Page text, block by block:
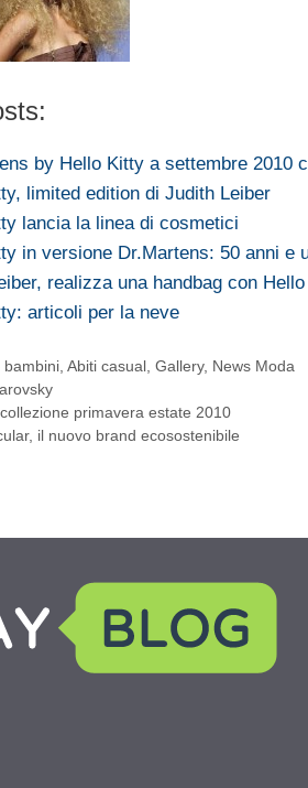
by Hello Kitty a settembre 2010
limited edition di Judith Leiber
lancia la linea di cosmetici
in versione Dr.Martens: 50 anni e
realizza una handbag con
articoli per la neve
bambini,Abiti casual,Gallery, News Moda
primavera estate 2010
il nuovo brand ecosostenibile